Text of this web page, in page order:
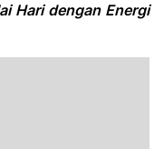
Hari dengan Energi